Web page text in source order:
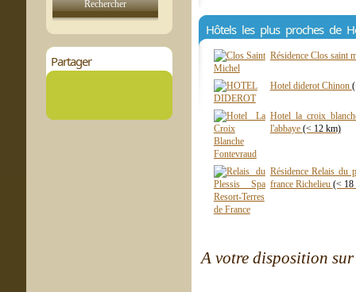
Partager
Hôtels les plus proches de
Résidence Clos saint
Hotel diderot Chinon
Hotel la croix
l'abbaye (< 12 km)
Résidence Relais du
france Richelieu (< 18
A votre disposition